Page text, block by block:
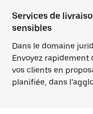
Services de
sensibles
Dans le domaine
Envoyez
vos clients en
planifiée, dans